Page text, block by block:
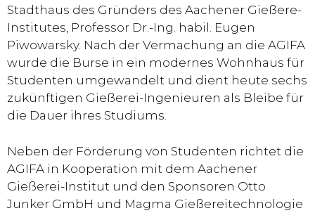
Stadthaus des Gründers des Aachener Gießere-
Institutes, Professor Dr.-Ing. habil. Eugen
Piwowarsky. Nach der Vermachung an die AGIFA
wurde die Burse in ein modernes Wohnhaus für
Studenten umgewandelt und dient heute sechs
zukünftigen Gießerei-Ingenieuren als Bleibe für
die Dauer ihres Studiums.
Neben der Förderung von Studenten richtet die
AGIFA in Kooperation mit dem Aachener
Gießerei-Institut und den Sponsoren Otto
Junker GmbH und Magma Gießereitechnologie